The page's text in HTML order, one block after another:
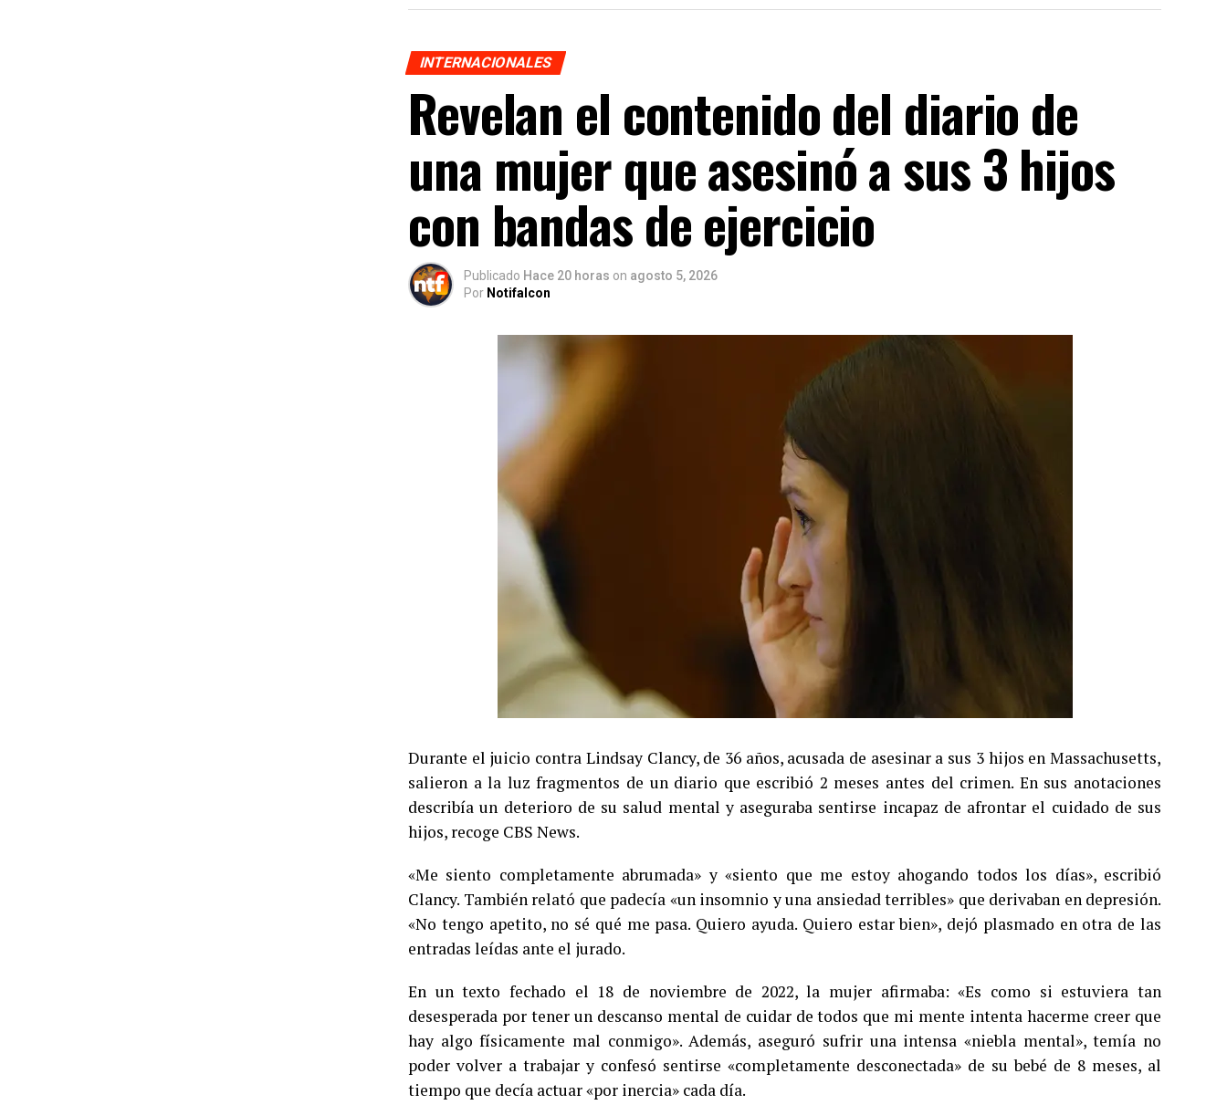
INTERNACIONALES
Revelan el contenido del diario de
una mujer que asesinó a sus 3 hijos
con bandas de ejercicio
Publicado Hace 20 horas on agosto 5, 2026
Por Notifalcon
Durante el juicio contra Lindsay Clancy, de 36 años, acusada de asesinar a sus 3 hijos en Massachusetts,
salieron a la luz fragmentos de un diario que escribió 2 meses antes del crimen. En sus anotaciones
describía un deterioro de su salud mental y aseguraba sentirse incapaz de afrontar el cuidado de sus
hijos, recoge CBS News.
«Me siento completamente abrumada» y «siento que me estoy ahogando todos los días», escribió
Clancy. También relató que padecía «un insomnio y una ansiedad terribles» que derivaban en depresión.
«No tengo apetito, no sé qué me pasa. Quiero ayuda. Quiero estar bien», dejó plasmado en otra de las
entradas leídas ante el jurado.
En un texto fechado el 18 de noviembre de 2022, la mujer afirmaba: «Es como si estuviera tan
desesperada por tener un descanso mental de cuidar de todos que mi mente intenta hacerme creer que
hay algo físicamente mal conmigo». Además, aseguró sufrir una intensa «niebla mental», temía no
poder volver a trabajar y confesó sentirse «completamente desconectada» de su bebé de 8 meses, al
tiempo que decía actuar «por inercia» cada día.